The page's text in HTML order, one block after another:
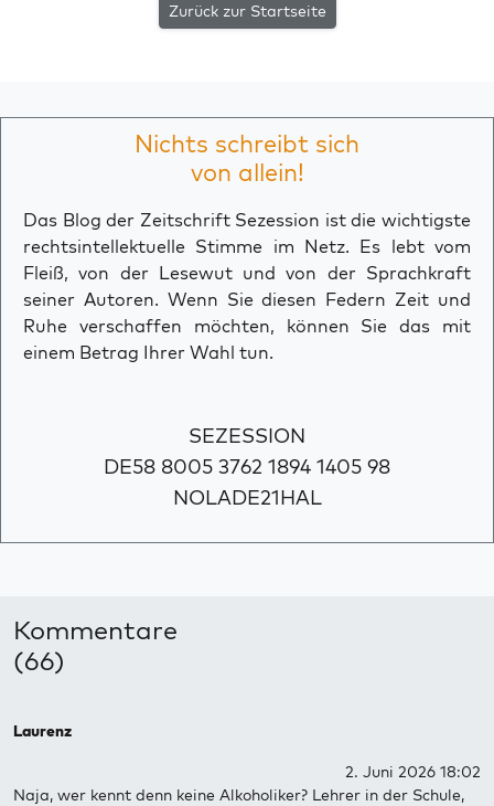
Zurück zur Startseite
Nichts schreibt sich
von allein!
Das Blog der Zeitschrift Sezession ist die wichtigste
rechtsintellektuelle Stimme im Netz. Es lebt vom
Fleiß, von der Lesewut und von der Sprachkraft
seiner Autoren. Wenn Sie diesen Federn Zeit und
Ruhe verschaffen möchten, können Sie das mit
einem Betrag Ihrer Wahl tun.
SEZESSION
DE58 8005 3762 1894 1405 98
NOLADE21HAL
Kommentare
(66)
Laurenz
2. Juni 2026 18:02
Naja, wer kennt denn keine Alkoholiker? Lehrer in der Schule,